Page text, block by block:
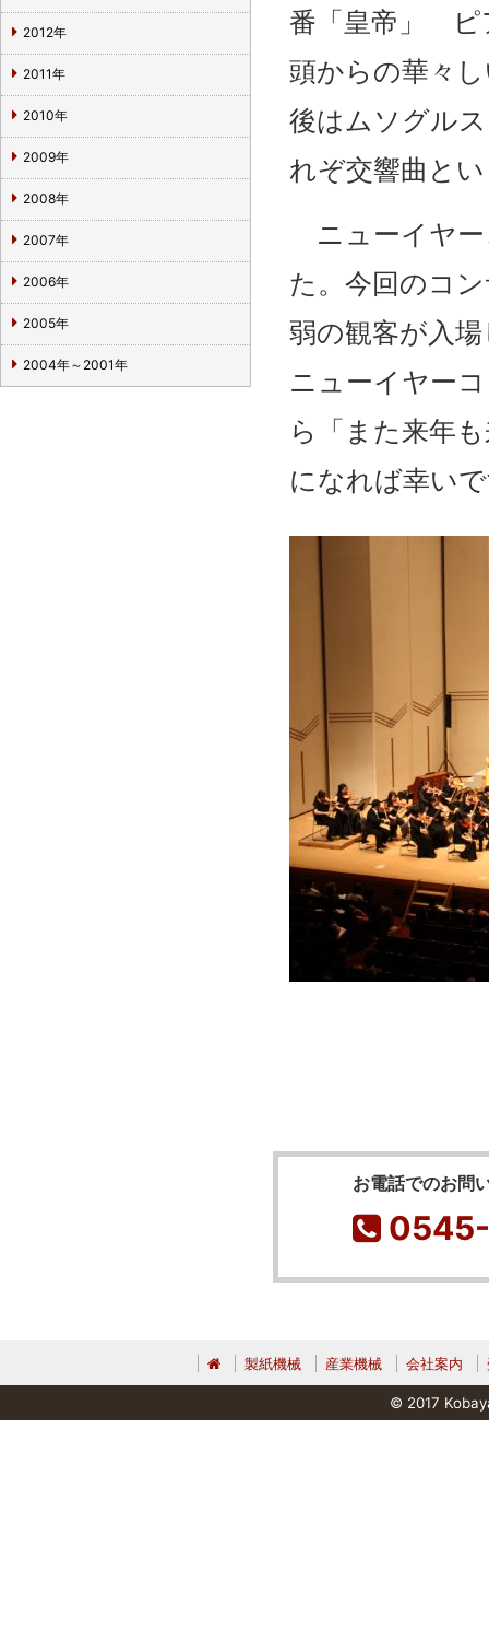
番「皇帝」 ピ
頭からの華々
後はムソグル
れぞ交響曲と
ニューイヤー
た。今回のコ
弱の観客が入
ニューイヤー
ら「また来年
になれば幸い
お電話でのお問
2012年
2011年
2010年
2009年
2008年
2007年
2006年
2005年
2004年～2001年
製紙機械 産業機械 会社案内
© 2017